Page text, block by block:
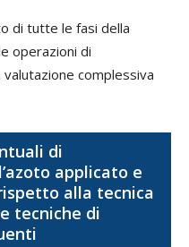
di tutte le fasi della
operazioni di
complessiva
di
applicato e
alla tecnica
tecniche di